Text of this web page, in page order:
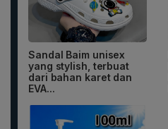
Sandal Baim unisex
yang stylish, terbuat
dari bahan karet dan
EVA...